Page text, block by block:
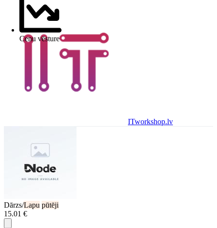
Cenu vēsture
ITworkshop.lv
Dārzs/Lapu pūtēji
15.01 €